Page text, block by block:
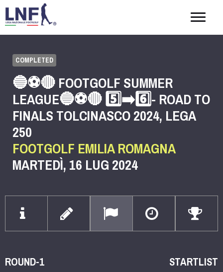
COMPLETED
🔵⚽️🔴 FOOTGOLF SUMMER
LEAGUE🔵⚽️🔴 5️⃣➡️6️⃣- ROAD TO
FINALS TOLCINASCO 2024, LEGA
250
FOOTGOLF EMILIA ROMAGNA
MARTEDÌ, 16 LUG 2024
ROUND-1 STARTLIST